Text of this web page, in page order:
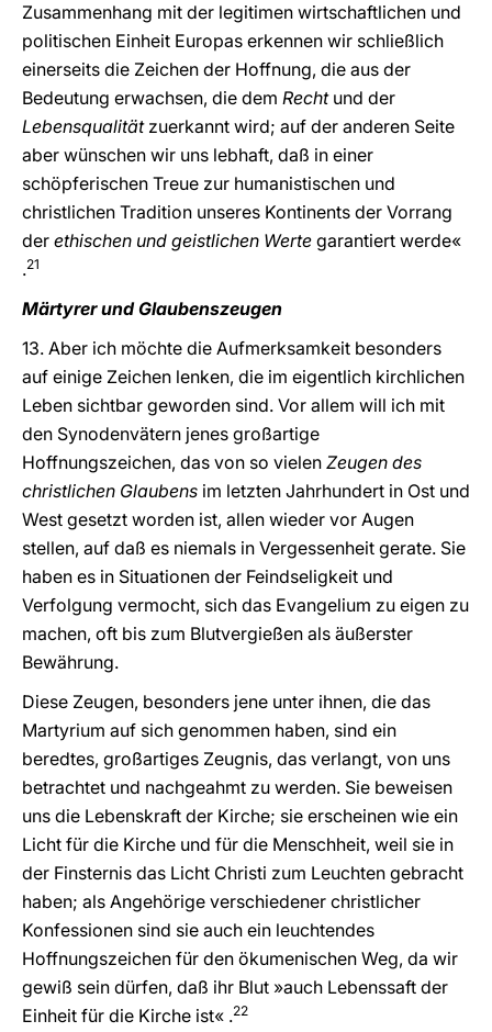
Zusammenhang mit der legitimen wirtschaftlichen und
politischen Einheit Europas erkennen wir schließlich
einerseits die Zeichen der Hoffnung, die aus der
Bedeutung erwachsen, die dem Recht und der
Lebensqualität zuerkannt wird; auf der anderen Seite
aber wünschen wir uns lebhaft, daß in einer
schöpferischen Treue zur humanistischen und
christlichen Tradition unseres Kontinents der Vorrang
der ethischen und geistlichen Werte garantiert werde«
.21
Märtyrer und Glaubenszeugen
13. Aber ich möchte die Aufmerksamkeit besonders
auf einige Zeichen lenken, die im eigentlich kirchlichen
Leben sichtbar geworden sind. Vor allem will ich mit
den Synodenvätern jenes großartige
Hoffnungszeichen, das von so vielen Zeugen des
christlichen Glaubens im letzten Jahrhundert in Ost und
West gesetzt worden ist, allen wieder vor Augen
stellen, auf daß es niemals in Vergessenheit gerate. Sie
haben es in Situationen der Feindseligkeit und
Verfolgung vermocht, sich das Evangelium zu eigen zu
machen, oft bis zum Blutvergießen als äußerster
Bewährung.
Diese Zeugen, besonders jene unter ihnen, die das
Martyrium auf sich genommen haben, sind ein
beredtes, großartiges Zeugnis, das verlangt, von uns
betrachtet und nachgeahmt zu werden. Sie beweisen
uns die Lebenskraft der Kirche; sie erscheinen wie ein
Licht für die Kirche und für die Menschheit, weil sie in
der Finsternis das Licht Christi zum Leuchten gebracht
haben; als Angehörige verschiedener christlicher
Konfessionen sind sie auch ein leuchtendes
Hoffnungszeichen für den ökumenischen Weg, da wir
gewiß sein dürfen, daß ihr Blut »auch Lebenssaft der
Einheit für die Kirche ist« .22